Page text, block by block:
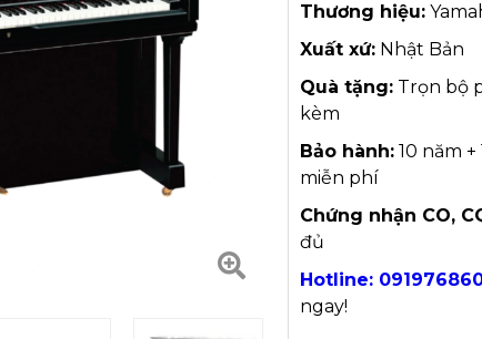
Thương hiệu:
Xuất xứ:Nhật Bản
Quà tặng:Trọn bộ
kèm
Bảo hành:10 năm +
miễn phí
Chứng nhận CO,
đủ
Hotline:
ngay!